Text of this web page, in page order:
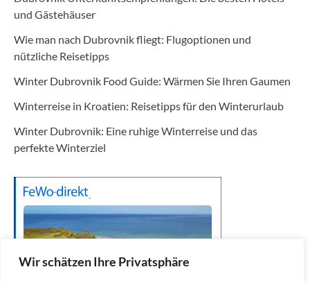
Wir schätzen Ihre Privatsphäre
und Gästehäuser
Wie man nach Dubrovnik fliegt: Flugoptionen und
nützliche Reisetipps
Winter Dubrovnik Food Guide: Wärmen Sie Ihren Gaumen
Winterreise in Kroatien: Reisetipps für den Winterurlaub
Winter Dubrovnik: Eine ruhige Winterreise und das
perfekte Winterziel